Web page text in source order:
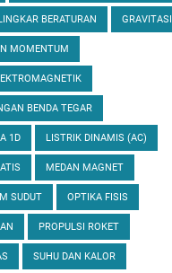
BERATURAN GRAVITASI
MOMENTUM
BENDA TEGAR
1D LISTRIK DINAMIS (AC)
MEDAN MAGNET
SUDUT OPTIKA FISIS
PROPULSI ROKET
SUHU DAN KALOR